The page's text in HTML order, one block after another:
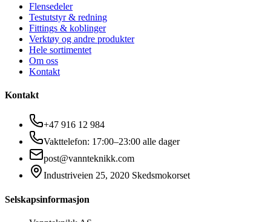
Flensedeler
Testutstyr & redning
Fittings & koblinger
Verktøy og andre produkter
Hele sortimentet
Om oss
Kontakt
Kontakt
+47 916 12 984
Vakttelefon: 17:00–23:00 alle dager
post@vannteknikk.com
Industriveien 25, 2020 Skedsmokorset
Selskapsinformasjon